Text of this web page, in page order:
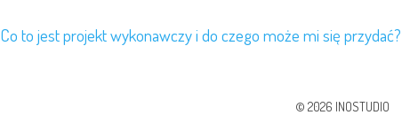
Co to jest projekt wykonawczy i do czego może mi się przydać?
© 2026 INOSTUDIO